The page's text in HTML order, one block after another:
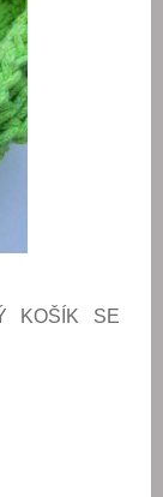
KOŠÍK SE